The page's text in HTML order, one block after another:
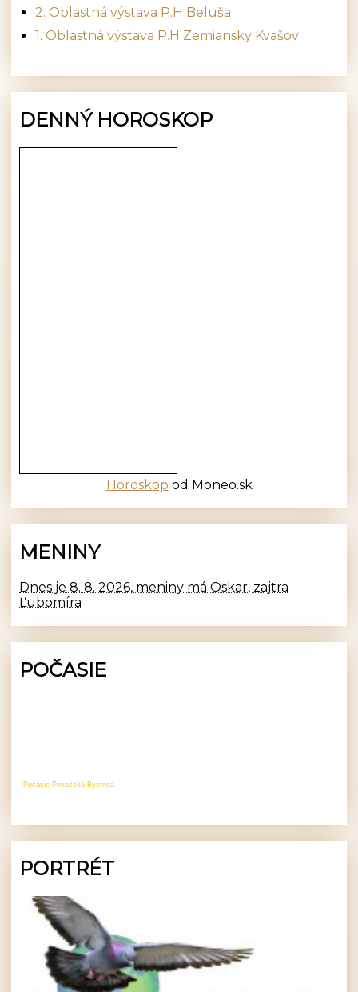
2. Oblastná výstava P.H Beluša
1. Oblastná výstava P.H Zemiansky Kvašov
DENNÝ HOROSKOP
Horoskop od Moneo.sk
MENINY
Dnes je 8. 8. 2026, meniny má Oskar, zajtra
Ľubomíra
POČASIE
Počasie Považská Bystrica
PORTRÉT